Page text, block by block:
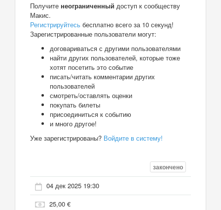
Получите неограниченный доступ к сообществу
Макис.
Регистрируйтесь бесплатно всего за 10 секунд!
Зарегистрированные пользователи могут:
договариваться с другими пользователями
найти других пользователей, которые тоже
хотят посетить это событие
писать/читать комментарии других
пользователей
смотреть/оставлять оценки
покупать билеты
присоединиться к событию
и много другое!
Уже зарегистрированы? Войдите в систему!
закончено
04 дек 2025 19:30
25,00 €